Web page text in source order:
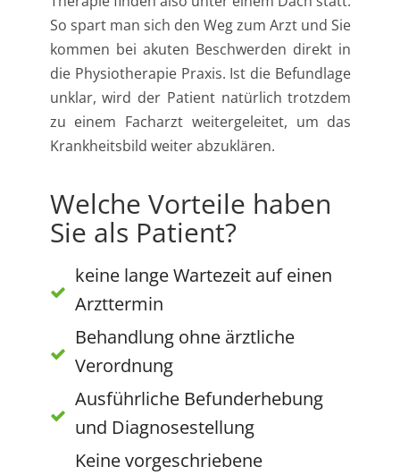
So spart man sich den Weg zum Arzt und Sie
kommen bei akuten Beschwerden direkt in
die Physiotherapie Praxis. Ist die Befundlage
unklar, wird der Patient natürlich trotzdem
zu einem Facharzt weitergeleitet, um das
Krankheitsbild weiter abzuklären.
Welche Vorteile haben
Sie als Patient?
keine lange Wartezeit auf einen
Arzttermin
Behandlung ohne ärztliche
Verordnung
Ausführliche Befunderhebung
und Diagnosestellung
Keine vorgeschriebene